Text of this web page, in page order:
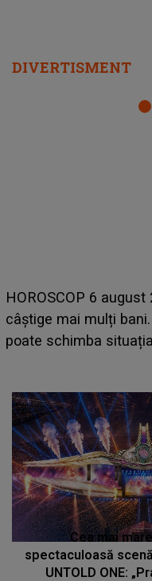
DIVERTISMENT
LINE-UP UNTOLD
care deschid
așteptate concerte
Cea mai
spectaculoasă
UNTOLD ONE: